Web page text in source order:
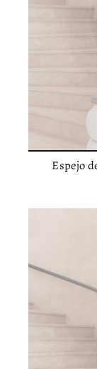
Espejo